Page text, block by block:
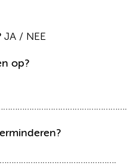
JA / NEE
op?